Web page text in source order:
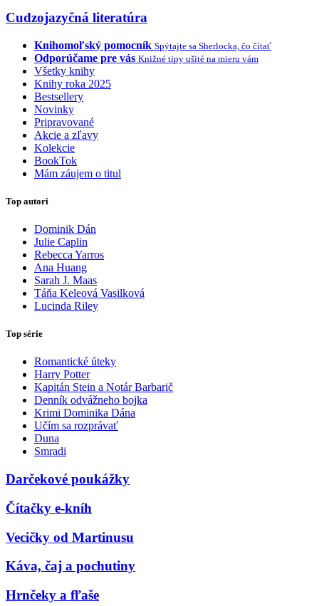
Cudzojazyčná literatúra
Knihomoľský pomocník Spýtajte sa Sherlocka, čo čítať
Odporúčame pre vás Knižné tipy ušité na mieru vám
Všetky knihy
Knihy roka 2025
Bestsellery
Novinky
Pripravované
Akcie a zľavy
Kolekcie
BookTok
Mám záujem o titul
Top autori
Dominik Dán
Julie Caplin
Rebecca Yarros
Ana Huang
Sarah J. Maas
Táňa Keleová Vasilková
Lucinda Riley
Top série
Romantické úteky
Harry Potter
Kapitán Stein a Notár Barbarič
Denník odvážneho bojka
Krimi Dominika Dána
Učím sa rozprávať
Duna
Smradi
Darčekové poukážky
Čítačky e-kníh
Vecičky od Martinusu
Káva, čaj a pochutiny
Hrnčeky a fľaše